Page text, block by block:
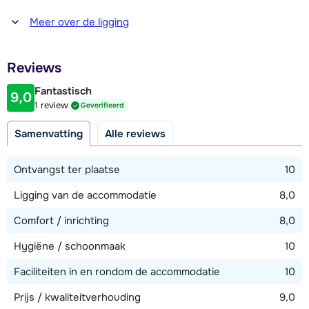
Afstand tot winkel(s)
400 meter
400 meter
Afstand tot piste
300 meter (Via een bospaadje bereikbaar)
300 meter
Afstand tot skibushalte
Bekijk kaart
Meer over de ligging
Reviews
9,0 Fantastisch
1 review Geverifieerd
Samenvatting Alle reviews
Ontvangst ter plaatse
10
Ligging van de accommodatie
8,0
Comfort / inrichting
8,0
Hygiëne / schoonmaak
10
Faciliteiten in en rondom de accommodatie
10
Prijs / kwaliteitverhouding
9,0